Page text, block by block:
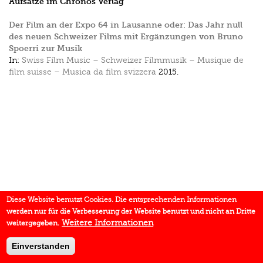
Der Film an der Expo 64 in Lausanne oder: Das Jahr null
des neuen Schweizer Films mit Ergänzungen von Bruno
Spoerri zur Musik
In: Swiss Film Music – Schweizer Filmmusik – Musique de
film suisse – Musica da film svizzera 2015.
Diese Website benutzt Cookies. Die entsprechenden Informationen
werden nur für die Verbesserung der Website benutzt und nicht an Dritte
weitergegeben. Weitere Informationen
Einverstanden